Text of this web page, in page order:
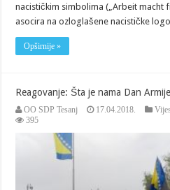
nacističkim simbolima („Arbeit macht
asocira na ozloglašene nacističke
Opširnije »
Reagovanje: Šta je nama Dan
OO SDP Tesanj 17.04.2018.
395